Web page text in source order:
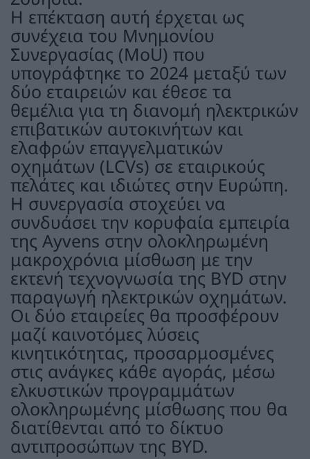
Η επέκταση αυτή έρχεται ως
συνέχεια του Μνημονίου
Συνεργασίας (MoU) που
υπογράφτηκε το 2024 μεταξύ των
δύο εταιρειών και έθεσε τα
θεμέλια για τη διανομή ηλεκτρικών
επιβατικών αυτοκινήτων και
ελαφρών επαγγελματικών
οχημάτων (LCVs) σε εταιρικούς
πελάτες και ιδιώτες στην Ευρώπη.
Η συνεργασία στοχεύει να
συνδυάσει την κορυφαία εμπειρία
της Ayvens στην ολοκληρωμένη
μακροχρόνια μίσθωση με την
εκτενή τεχνογνωσία της BYD στην
παραγωγή ηλεκτρικών οχημάτων.
Οι δύο εταιρείες θα προσφέρουν
μαζί καινοτόμες λύσεις
κινητικότητας, προσαρμοσμένες
στις ανάγκες κάθε αγοράς, μέσω
ελκυστικών προγραμμάτων
ολοκληρωμένης μίσθωσης που θα
διατίθενται από το δίκτυο
αντιπροσώπων της BYD.